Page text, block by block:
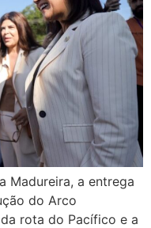
Madureira, a entrega
do Arco
rota do Pacífico e a